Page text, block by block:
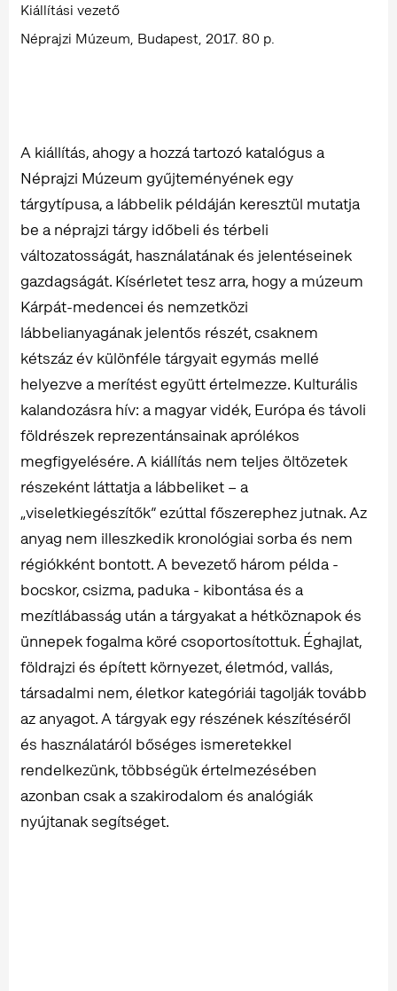
Kiállítási vezető
Néprajzi Múzeum, Budapest, 2017. 80 p.
A kiállítás, ahogy a hozzá tartozó katalógus a
Néprajzi Múzeum gyűjteményének egy
tárgytípusa, a lábbelik példáján keresztül mutatja
be a néprajzi tárgy időbeli és térbeli
változatosságát, használatának és jelentéseinek
gazdagságát. Kísérletet tesz arra, hogy a múzeum
Kárpát-medencei és nemzetközi
lábbelianyagának jelentős részét, csaknem
kétszáz év különféle tárgyait egymás mellé
helyezve a merítést együtt értelmezze. Kulturális
kalandozásra hív: a magyar vidék, Európa és távoli
földrészek reprezentánsainak aprólékos
megfigyelésére. A kiállítás nem teljes öltözetek
részeként láttatja a lábbeliket – a
„viseletkiegészítők” ezúttal főszerephez jutnak. Az
anyag nem illeszkedik kronológiai sorba és nem
régiókként bontott. A bevezető három példa -
bocskor, csizma, paduka - kibontása és a
mezítlábasság után a tárgyakat a hétköznapok és
ünnepek fogalma köré csoportosítottuk. Éghajlat,
földrajzi és épített környezet, életmód, vallás,
társadalmi nem, életkor kategóriái tagolják tovább
az anyagot. A tárgyak egy részének készítéséről
és használatáról bőséges ismeretekkel
rendelkezünk, többségük értelmezésében
azonban csak a szakirodalom és analógiák
nyújtanak segítséget.